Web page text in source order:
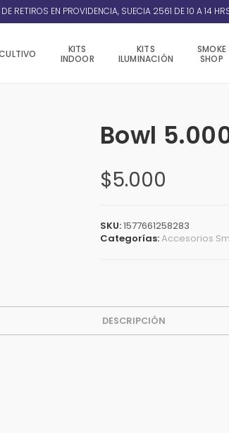
RETIROS EN PROVIDENCIA, SUECIA 2561 DE 10 A 14
KITS
INDOOR
KITS
ILUMINACIÓN
SMOKE
SHOP
Bowl
$5.000
SKU:1577661258283
Categorías:Accesorios
DESCRIPCIÓN